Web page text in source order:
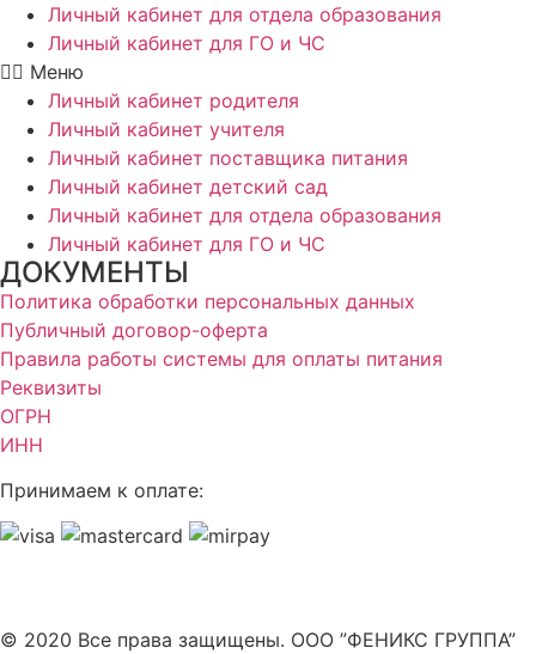
Личный кабинет для отдела образования
Личный кабинет для ГО и ЧС
Меню
Личный кабинет родителя
Личный кабинет учителя
Личный кабинет поставщика питания
Личный кабинет детский сад
Личный кабинет для отдела образования
Личный кабинет для ГО и ЧС
ДОКУМЕНТЫ
Политика обработки персональных данных
Публичный договор-оферта
Правила работы системы для оплаты питания
Реквизиты
ОГРН
ИНН
Принимаем к оплате:
© 2020 Все права защищены. ООО ”ФЕНИКС ГРУППА”